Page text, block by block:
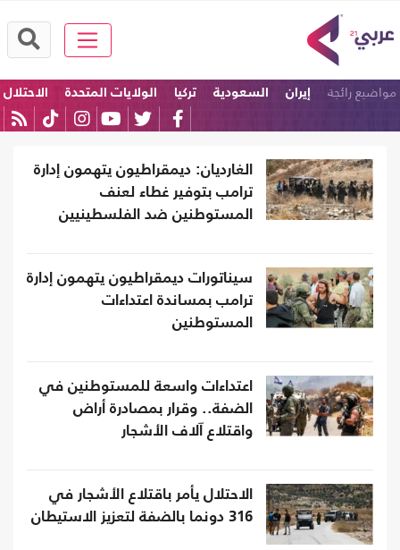
مواضيع رائجة إيران السعودية تركيا الولايات المتحدة
الاحتلال
الغارديان: ديمقراطيون يتهمون إدارة
ترامب بتوفير غطاء لعنف
المستوطنين ضد الفلسطينيين
سيناتورات ديمقراطيون يتهمون إدارة
ترامب بمساندة اعتداءات
المستوطنين
اعتداءات واسعة للمستوطنين في
الضفة.. وقرار بمصادرة أراض
واقتلاع آلاف الأشجار
الاحتلال يأمر باقتلاع الأشجار في
316 دونما بالضفة لتعزيز الاستيطان